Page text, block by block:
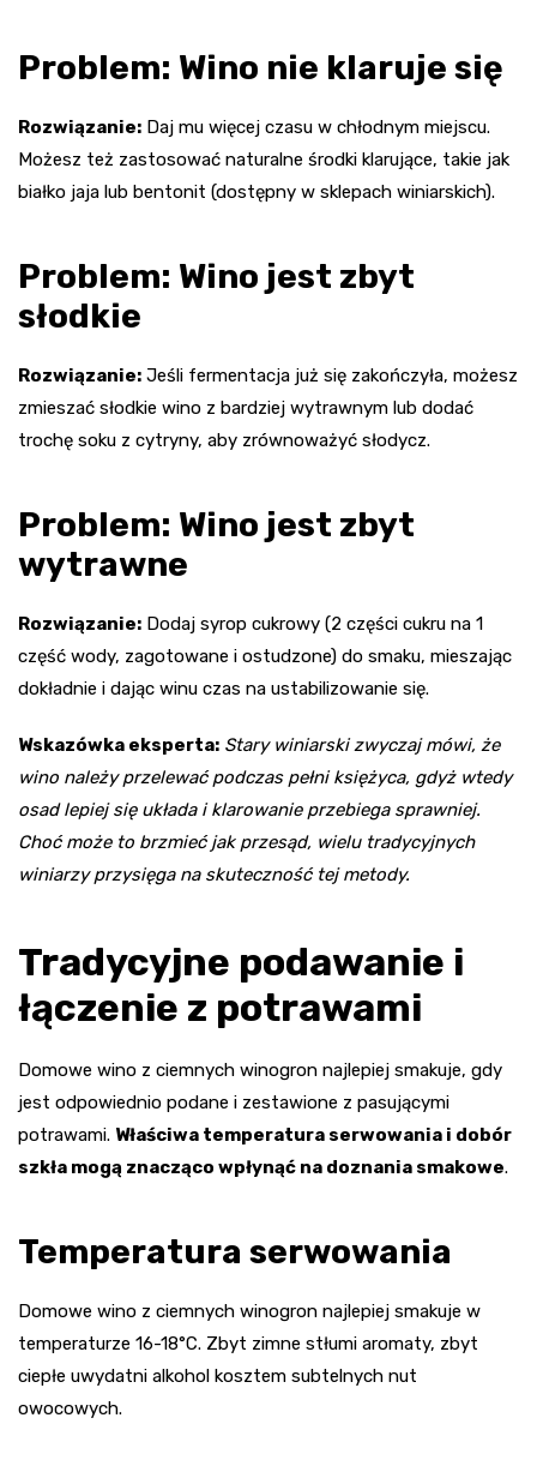
Problem: Wino nie klaruje się
Rozwiązanie: Daj mu więcej czasu w chłodnym miejscu.
Możesz też zastosować naturalne środki klarujące, takie jak
białko jaja lub bentonit (dostępny w sklepach winiarskich).
Problem: Wino jest zbyt
słodkie
Rozwiązanie: Jeśli fermentacja już się zakończyła, możesz
zmieszać słodkie wino z bardziej wytrawnym lub dodać
trochę soku z cytryny, aby zrównoważyć słodycz.
Problem: Wino jest zbyt
wytrawne
Rozwiązanie: Dodaj syrop cukrowy (2 części cukru na 1
część wody, zagotowane i ostudzone) do smaku, mieszając
dokładnie i dając winu czas na ustabilizowanie się.
Wskazówka eksperta: Stary winiarski zwyczaj mówi, że
wino należy przelewać podczas pełni księżyca, gdyż wtedy
osad lepiej się układa i klarowanie przebiega sprawniej.
Choć może to brzmieć jak przesąd, wielu tradycyjnych
winiarzy przysięga na skuteczność tej metody.
Tradycyjne podawanie i
łączenie z potrawami
Domowe wino z ciemnych winogron najlepiej smakuje, gdy
jest odpowiednio podane i zestawione z pasującymi
potrawami. Właściwa temperatura serwowania i dobór
szkła mogą znacząco wpłynąć na doznania smakowe.
Temperatura serwowania
Domowe wino z ciemnych winogron najlepiej smakuje w
temperaturze 16-18°C. Zbyt zimne stłumi aromaty, zbyt
ciepłe uwydatni alkohol kosztem subtelnych nut
owocowych.